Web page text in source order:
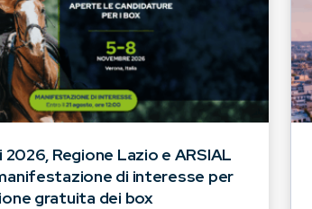
2026, Regione Lazio e ARSIAL
di interesse per
gratuita dei box